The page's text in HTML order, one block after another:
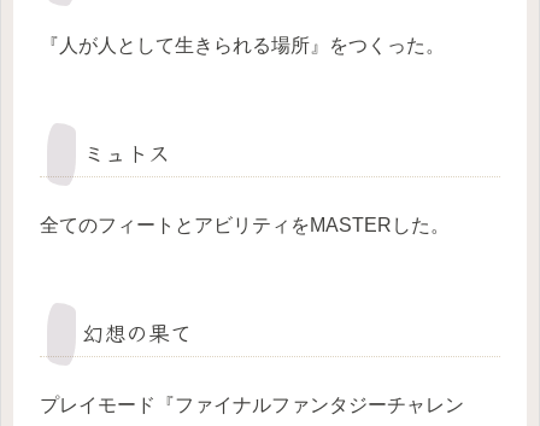
『人が人として生きられる場所』をつくった。
ミュトス
全てのフィートとアビリティをMASTERした。
幻想の果て
プレイモード『ファイナルファンタジーチャレン